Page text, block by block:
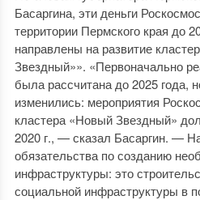
Басаргина, эти деньги
территории Пермского края до
направлены на развитие
Звездный»». «Первоначально
была рассчитана до 2025 года,
изменились: мероприятия
кластера «Новый Звездный»
2020 г., — сказал Басаргин. —
обязательства по созданию
инфраструктуры: это
социальной инфраструктуры в